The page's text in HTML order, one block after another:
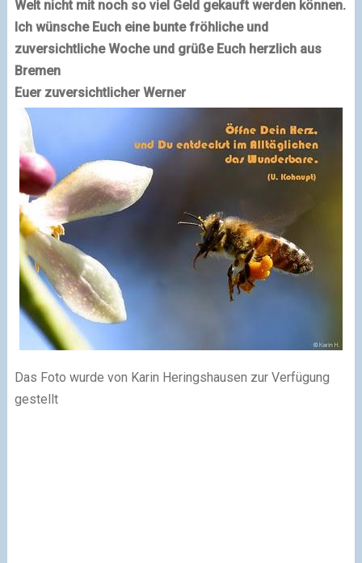
Welt nicht mit noch so viel Geld gekauft werden können.
Ich wünsche Euch eine bunte fröhliche und
zuversichtliche Woche und grüße Euch herzlich aus
Bremen
Euer zuversichtlicher Werner
Das Foto wurde von Karin Heringshausen zur Verfügung
gestellt